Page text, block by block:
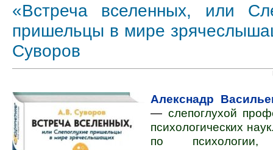
«Встреча вселенных, или
пришельцы в мире
Суворов
Алекснадр
— слепоглухой
психологических
по психологии,